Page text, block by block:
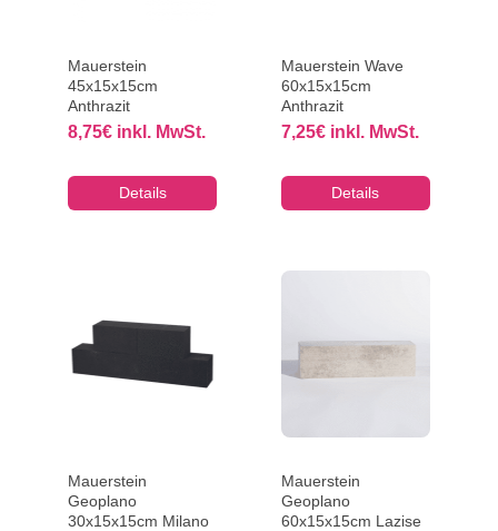
Mauerstein
45x15x15cm
Anthrazit
8,75€ inkl. MwSt.
Details
Mauerstein Wave
60x15x15cm
Anthrazit
7,25€ inkl. MwSt.
Details
Mauerstein
Geoplano
30x15x15cm Milano
Mauerstein
Geoplano
60x15x15cm Lazise